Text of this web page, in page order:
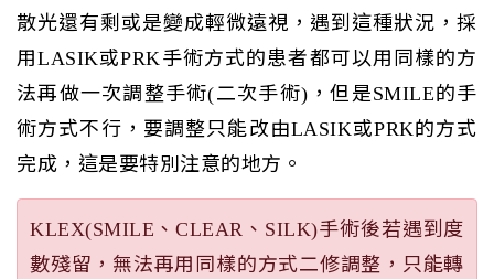
散光還有剩或是變成輕微遠視，遇到這種狀況，採
用LASIK或PRK手術方式的患者都可以用同樣的方
法再做一次調整手術(二次手術)，但是SMILE的手
術方式不行，要調整只能改由LASIK或PRK的方式
完成，這是要特別注意的地方。
KLEX(SMILE、CLEAR、SILK)手術後若遇到度
數殘留，無法再用同樣的方式二修調整，只能轉